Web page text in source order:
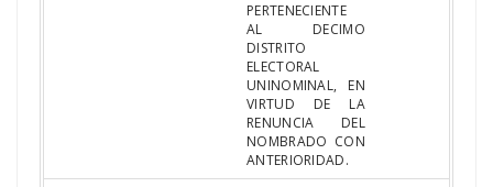
PERTENECIENTE
AL DECIMO
DISTRITO
ELECTORAL
UNINOMINAL, EN
VIRTUD DE LA
RENUNCIA DEL
NOMBRADO CON
ANTERIORIDAD.